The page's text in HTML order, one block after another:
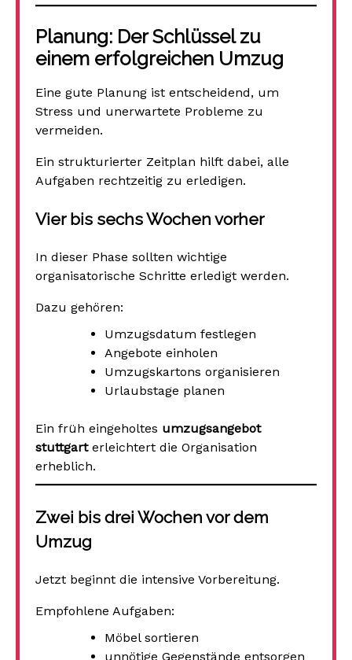
Planung: Der Schlüssel zu
einem erfolgreichen Umzug
Eine gute Planung ist entscheidend, um
Stress und unerwartete Probleme zu
vermeiden.
Ein strukturierter Zeitplan hilft dabei, alle
Aufgaben rechtzeitig zu erledigen.
Vier bis sechs Wochen vorher
In dieser Phase sollten wichtige
organisatorische Schritte erledigt werden.
Dazu gehören:
Umzugsdatum festlegen
Angebote einholen
Umzugskartons organisieren
Urlaubstage planen
Ein früh eingeholtes umzugsangebot
stuttgarterleichtert die Organisation
erheblich.
Zwei bis drei Wochen vor dem
Umzug
Jetzt beginnt die intensive Vorbereitung.
Empfohlene Aufgaben:
Möbel sortieren
unnötige Gegenstände entsorgen